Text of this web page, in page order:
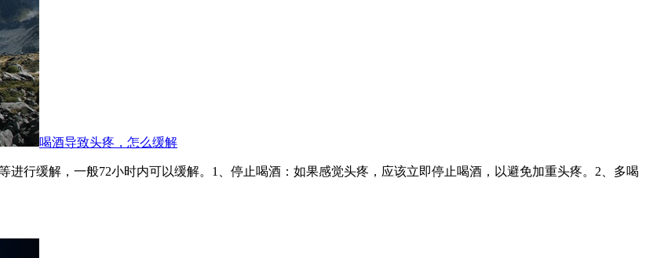
喝酒导致头疼，怎么缓解
行缓解，一般72小时内可以缓解。1、停止喝酒：如果感觉头疼，应该立即停止喝酒，以避免加重头疼。2、多喝